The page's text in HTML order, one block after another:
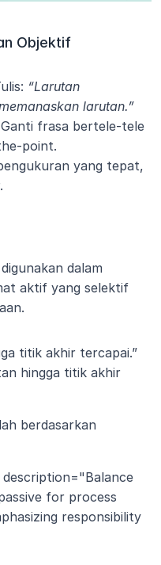
Objektif
“Larutan
larutan.”
Ganti frasa bertele-tele
point.
yang tepat,
dalam
aktif yang selektif
titik akhir tercapai.”
hingga titik akhir
berdasarkan
for process
responsibility